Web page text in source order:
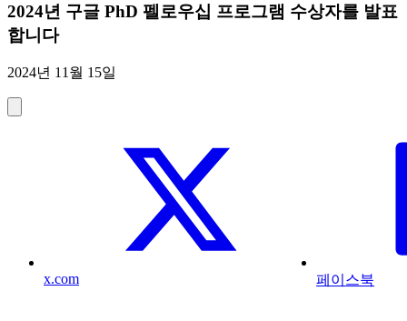
2024년 구글 PhD 펠로우십 프로그램 수상자를 발표
합니다
2024년 11월 15일
x.com 페이스북